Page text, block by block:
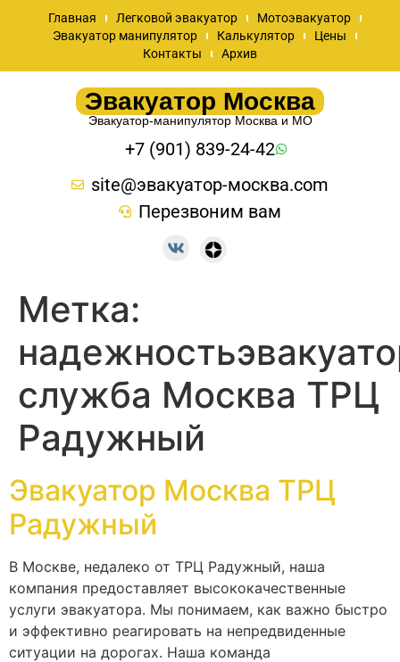
Главная Легковой эвакуатор
Мотоэвакуатор
Эвакуатор манипулятор
Калькулятор
Цены
Контакты
Архив
Эвакуатор Москва
Эвакуатор-манипулятор Москва и МО
+7 (901) 839-24-42
site@эвакуатор-москва.com
Перезвоним вам
Метка:
служба Москва ТРЦ
Радужный
Эвакуатор Москва ТРЦ
Радужный
В Москве, недалеко от ТРЦ Радужный, наша
компания предоставляет высококачественные
услуги эвакуатора. Мы понимаем, как важно быстро
и эффективно реагировать на непредвиденные
ситуации на дорогах. Наша команда